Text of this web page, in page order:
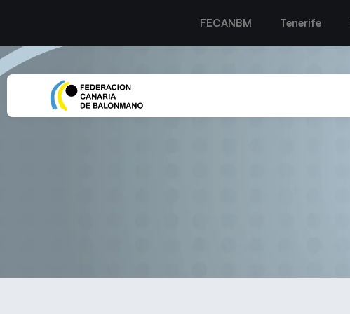
FECANBM Tenerife
Sebastián Hernández,